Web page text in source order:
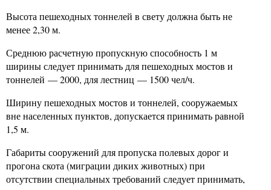
Высота пешеходных тоннелей в свету должна быть не
менее 2,30 м.
Среднюю расчетную пропускную способность 1 м
ширины следует принимать для пешеходных мостов и
тоннелей — 2000, для лестниц — 1500 чел/ч.
Ширину пешеходных мостов и тоннелей, сооружаемых
вне населенных пунктов, допускается принимать равной
1,5 м.
Габариты сооружений для пропуска полевых дорог и
прогона скота (миграции диких животных) при
отсутствии специальных требований следует принимать,